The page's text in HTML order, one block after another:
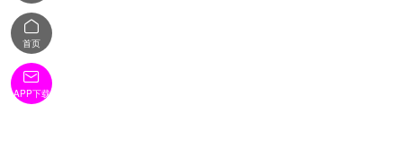

首页

APP下载